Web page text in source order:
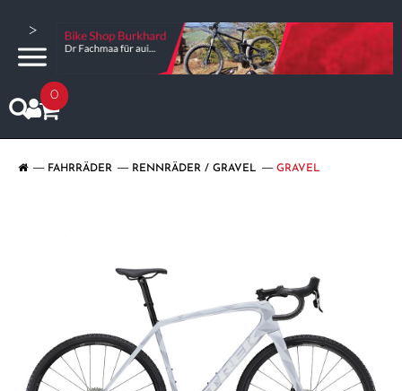
>
0
FAHRRÄDER RENNRÄDER / GRAVEL GRAVEL